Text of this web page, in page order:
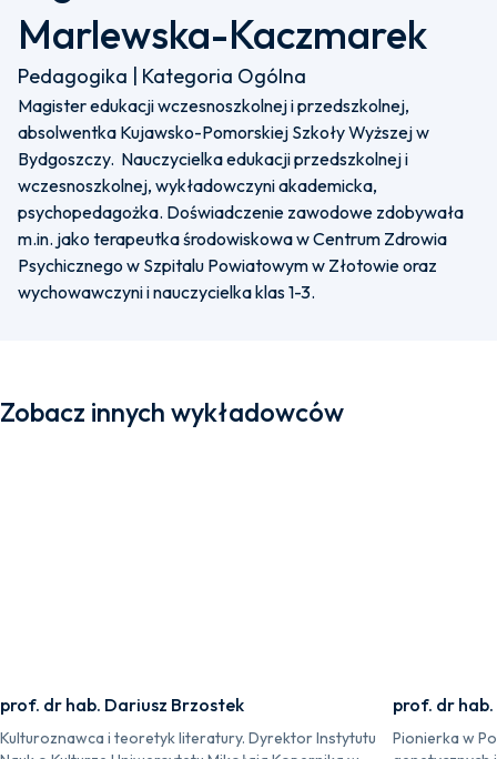
Marlewska-Kaczmarek
Pedagogika | Kategoria Ogólna
Magister edukacji wczesnoszkolnej i przedszkolnej,
absolwentka Kujawsko-Pomorskiej Szkoły Wyższej w
Bydgoszczy. Nauczycielka edukacji przedszkolnej i
wczesnoszkolnej, wykładowczyni akademicka,
psychopedagożka. Doświadczenie zawodowe zdobywała
m.in. jako terapeutka środowiskowa w Centrum Zdrowia
Psychicznego w Szpitalu Powiatowym w Złotowie oraz
wychowawczyni i nauczycielka klas 1-3.
Zobacz innych wykładowców
prof. dr hab. Dariusz Brzostek
Kulturoznawca i teoretyk literatury. Dyrektor Instytutu
prof. dr
Pionierka w